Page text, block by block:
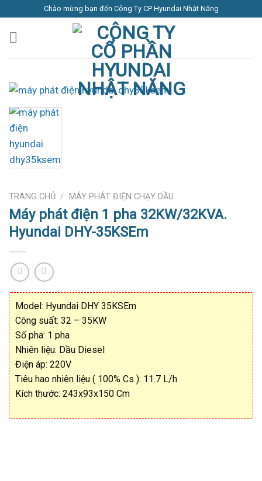
Chào mừng bạn đến Công Ty CP Hyundai Nhật Năng
TRANG CHỦ / MÁY PHÁT ĐIỆN CHẠY DẦU
Máy phát điện 1 pha 32KW/32KVA.
Hyundai DHY-35KSEm
Model: Hyundai DHY 35KSEm
Công suất: 32 – 35KW
Số pha: 1 pha
Nhiên liệu: Dầu Diesel
Điện áp: 220V
Tiêu hao nhiên liệu ( 100% Cs ): 11.7 L/h
Kích thước: 243x93x150 Cm